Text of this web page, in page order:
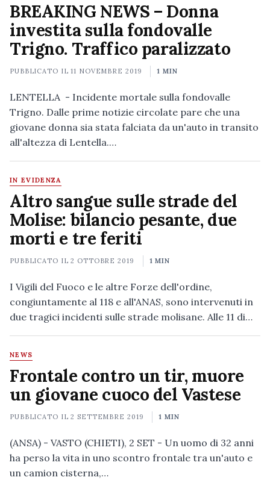
BREAKING NEWS – Donna
investita sulla fondovalle
Trigno. Traffico paralizzato
PUBBLICATO IL11 NOVEMBRE 2019 1 MIN
LENTELLA - Incidente mortale sulla fondovalle
Trigno. Dalle prime notizie circolate pare che una
giovane donna sia stata falciata da un'auto in transito
all'altezza di Lentella.…
IN EVIDENZA
Altro sangue sulle strade del
Molise: bilancio pesante, due
morti e tre feriti
PUBBLICATO IL2 OTTOBRE 2019 1 MIN
I Vigili del Fuoco e le altre Forze dell'ordine,
congiuntamente al 118 e all'ANAS, sono intervenuti in
due tragici incidenti sulle strade molisane. Alle 11 di…
NEWS
Frontale contro un tir, muore
un giovane cuoco del Vastese
PUBBLICATO IL2 SETTEMBRE 2019 1 MIN
(ANSA) - VASTO (CHIETI), 2 SET - Un uomo di 32 anni
ha perso la vita in uno scontro frontale tra un'auto e
un camion cisterna,…